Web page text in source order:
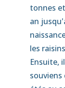
tonnes
an
les
Ensuite,